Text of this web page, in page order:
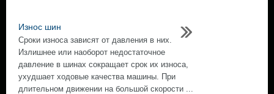
Износ шин
Сроки износа зависят от давления в них.
Излишнее или наоборот недостаточное
давление в шинах сокращает срок их износа,
ухудшает ходовые качества машины. При
длительном движении на большой скорости ...